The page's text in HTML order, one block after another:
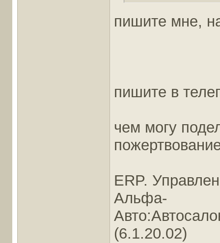
пишите мне,
пишите в
чем могу
ERP.
Альфа-
(6.1.20.02)